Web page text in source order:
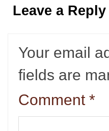
Leave a Reply
Your email
fields are
Comment *